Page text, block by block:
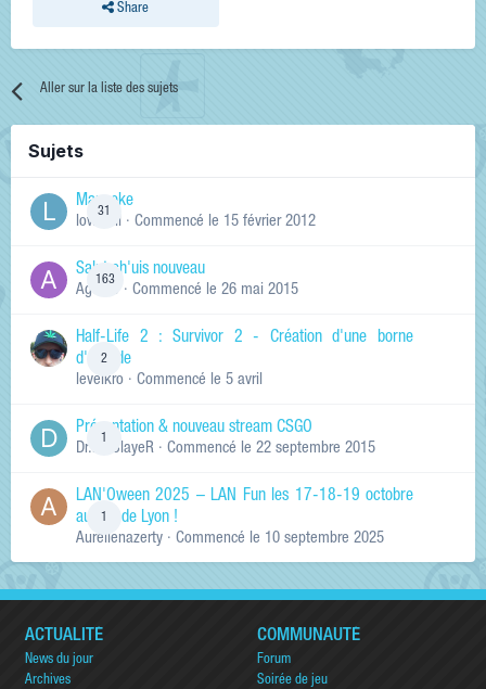
Share
Aller sur la liste des sujets
Sujets
31
Manneke
lowskill · Commencé le 15 février 2012
163
Salut ch'uis nouveau
Ag0Nie · Commencé le 26 mai 2015
2
Half-Life 2 : Survivor 2 - Création d'une borne
d'arcade
levelkro · Commencé le 5 avril
1
Présentation & nouveau stream CSGO
Dr.KinSlayeR · Commencé le 22 septembre 2015
1
LAN'Oween 2025 – LAN Fun les 17-18-19 octobre
au sud de Lyon !
Aurelienazerty · Commencé le 10 septembre 2025
ACTUALITÉ
News du jour
Archives
COMMUNAUTÉ
Forum
Soirée de jeu